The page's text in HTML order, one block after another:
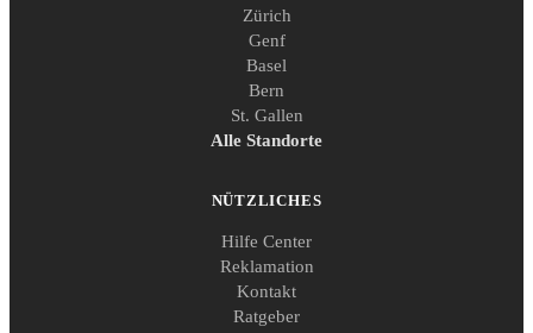
Zürich
Genf
Basel
Bern
St. Gallen
Alle Standorte
NÜTZLICHES
Hilfe Center
Reklamation
Kontakt
Ratgeber